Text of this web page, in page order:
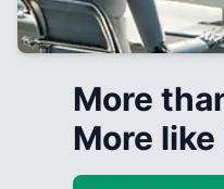
More
More